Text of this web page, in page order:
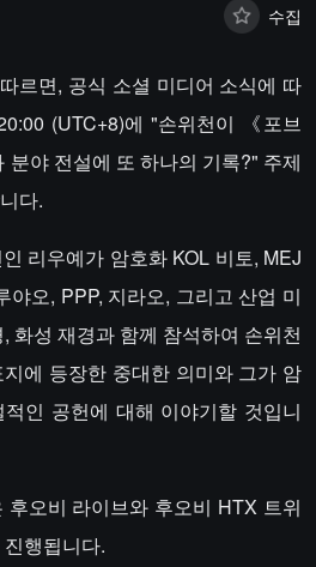
수집
르면, 공식 소셜 미디어 소식에 따
(UTC+8)에 "손위천이 《포브
분야 전설에 또 하나의 기록?" 주제
다.
리우예가 암호화 KOL 비토, MEJ
야오, PPP, 지라오, 그리고 산업 미
화성 재경과 함께 참석하여 손위천
에 등장한 중대한 의미와 그가 암
인 공헌에 대해 이야기할 것입니
오비 라이브와 후오비 HTX 트위
행됩니다.